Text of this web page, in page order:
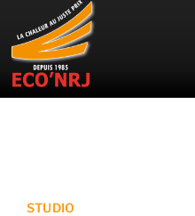
contenu
STUDIO